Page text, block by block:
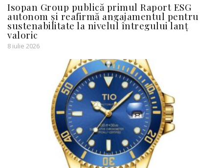
Isopan Group publică primul Raport ESG
autonom și reafirmă angajamentul pentru
sustenabilitate la nivelul întregului lanț
valoric
8 iulie 2026